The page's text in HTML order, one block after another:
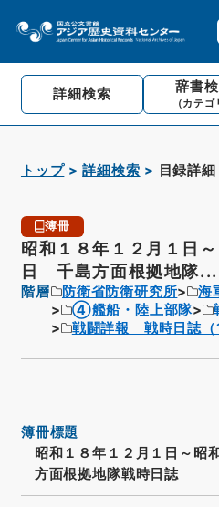
詳細検索 辞書
（カテゴ
トップ 詳細検索 目録詳細
簿冊
昭和１８年１２月１日
日 千島方面根拠地隊...
階層 防衛省防衛研究所
海
④艦船・陸上部隊
戦闘詳報 戦時日誌（
簿冊標題
昭和１８年１２月１日～昭
方面根拠地隊戦時日誌